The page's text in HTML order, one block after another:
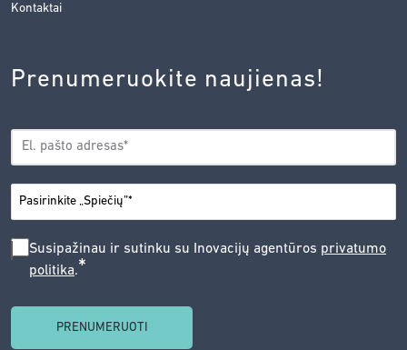
Kontaktai
Prenumeruokite naujienas!
EL.
PAŠTAS*
MIESTAS*
SUSIPAŽINAU
SUTINKU
Susipažinau ir sutinku su Inovacijų agentūros privatumo
politika.*